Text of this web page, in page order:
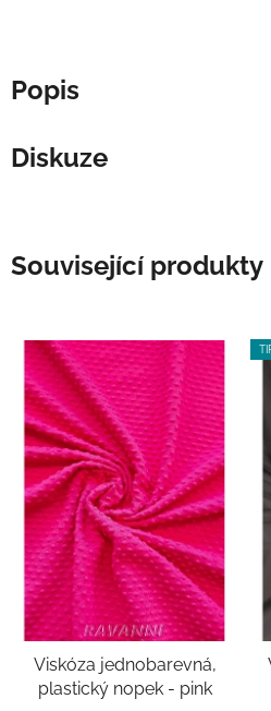
Popis
Diskuze
Související produkty
Viskóza jednobarevná,
plastický nopek - pink